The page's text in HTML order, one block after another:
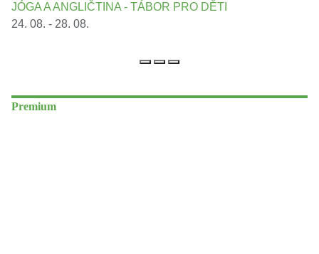
JÓGA A ANGLIČTINA - TÁBOR PRO DĚTI
24. 08. - 28. 08.
Premium